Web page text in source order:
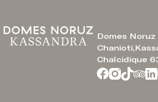
Domes
Chalcidique